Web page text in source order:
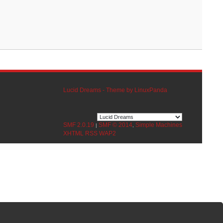
Lucid Dreams - Theme by LinuxPanda
SMF 2.0.19 | SMF © 2014, Simple Machines
XHTML
RSS WAP2